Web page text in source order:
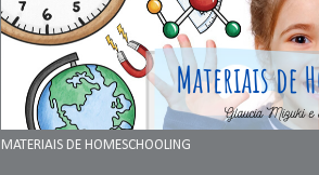
MATERIAIS DE HOMESCHOOLING